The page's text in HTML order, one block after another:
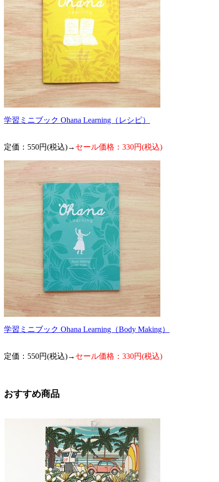
学習ミニブック Ohana Learning（レシピ）
定価：550円(税込)→ セール価格：330円(税込)
学習ミニブック Ohana Learning（Body Making）
定価：550円(税込)→ セール価格：330円(税込)
おすすめ商品